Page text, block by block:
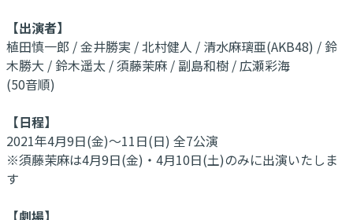
【出演者】
植田慎一郎 / 金井勝実 / 北村健人 / 清水麻璃亜(AKB48) / 鈴
木勝大 / 鈴木遥太 / 須藤茉麻 / 副島和樹 / 広瀬彩海
(50音順)
【日程】
2021年4月9日(金)～11日(日) 全7公演
※須藤茉麻は4月9日(金)・4月10日(土)のみに出演いたしま
す
【劇場】